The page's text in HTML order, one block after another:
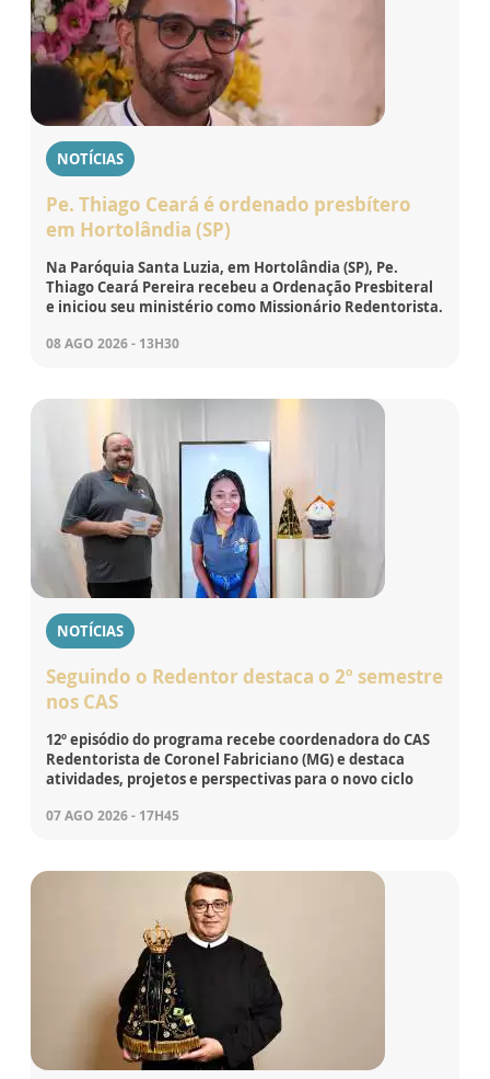
NOTÍCIAS
Pe. Thiago Ceará é ordenado presbítero
em Hortolândia (SP)
Na Paróquia Santa Luzia, em Hortolândia (SP), Pe.
Thiago Ceará Pereira recebeu a Ordenação Presbiteral
e iniciou seu ministério como Missionário Redentorista.
08 AGO 2026 - 13H30
NOTÍCIAS
Seguindo o Redentor destaca o 2º semestre
nos CAS
12º episódio do programa recebe coordenadora do CAS
Redentorista de Coronel Fabriciano (MG) e destaca
atividades, projetos e perspectivas para o novo ciclo
07 AGO 2026 - 17H45